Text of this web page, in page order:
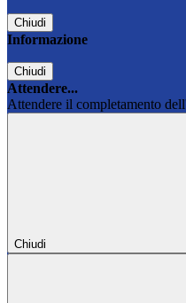
Chiudi
Informazione
Chiudi
Attendere...
Attendere il completamento
Chiudi